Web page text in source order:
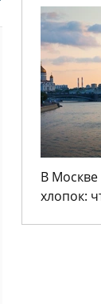
В
хлопок: